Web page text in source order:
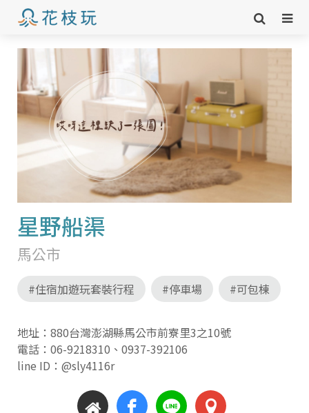
星野船渠
馬公市
#住宿加遊玩套裝行程 #停車場 #可包棟
地址：880台灣澎湖縣馬公市前寮里3之10號
電話： 06-9218310 、 0937-392106
line ID：@sly4116r